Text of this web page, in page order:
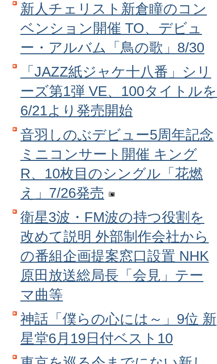
新人チェリスト新倉瞳のコン
ベンション開催 TO、デビュ
ー・アルバム「鳥の歌」8/30
「JAZZ紙ジャケ十八番」シリ
ーズ第1弾 VE、100タイトルを
6/21より発売開始
音羽しのぶデビュー5周年記念
ミニコンサート開催 キング
R、10枚目のシングル「花燃
え」7/26発売
衛星3波・FM波の持つ役割を
改めて説明 外部制作会社から
の番組企画提案窓口設置 NHK
原田放送総局長「会見」テー
マ曲等
神話「僕らの心には～」9位 新
星堂6月19日付ベスト10